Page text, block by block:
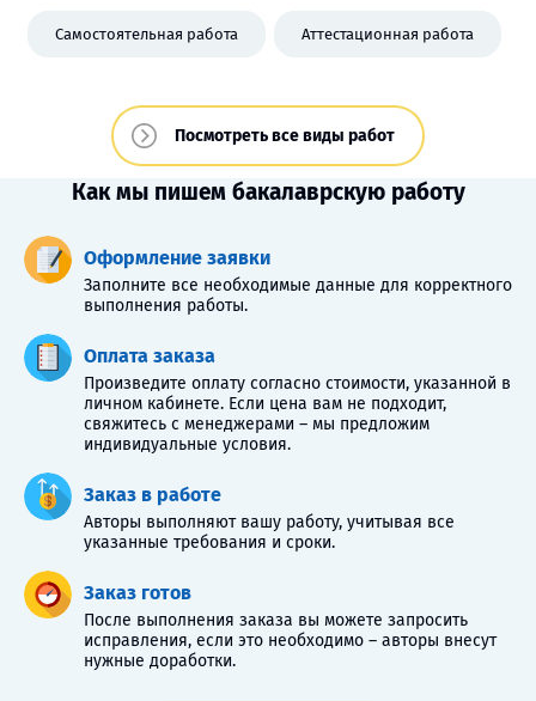
Самостоятельная работа Аттестационная работа
Посмотреть все виды работ
Как мы пишем бакалаврскую работу
Оформление заявки
Заполните все необходимые данные для корректного
выполнения работы.
Оплата заказа
Произведите оплату согласно стоимости, указанной в
личном кабинете. Если цена вам не подходит,
свяжитесь с менеджерами – мы предложим
индивидуальные условия.
Заказ в работе
Авторы выполняют вашу работу, учитывая все
указанные требования и сроки.
Заказ готов
После выполнения заказа вы можете запросить
исправления, если это необходимо – авторы внесут
нужные доработки.